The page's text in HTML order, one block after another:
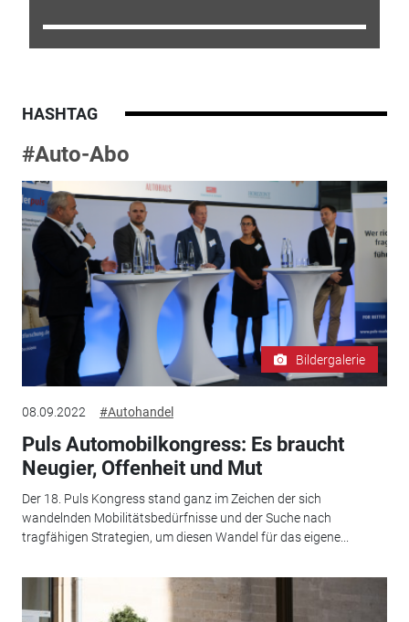
HASHTAG
#Auto-Abo
Bildergalerie
08.09.2022 #Autohandel
Puls Automobilkongress: Es braucht
Neugier, Offenheit und Mut
Der 18. Puls Kongress stand ganz im Zeichen der sich
wandelnden Mobilitätsbedürfnisse und der Suche nach
tragfähigen Strategien, um diesen Wandel für das eigene...